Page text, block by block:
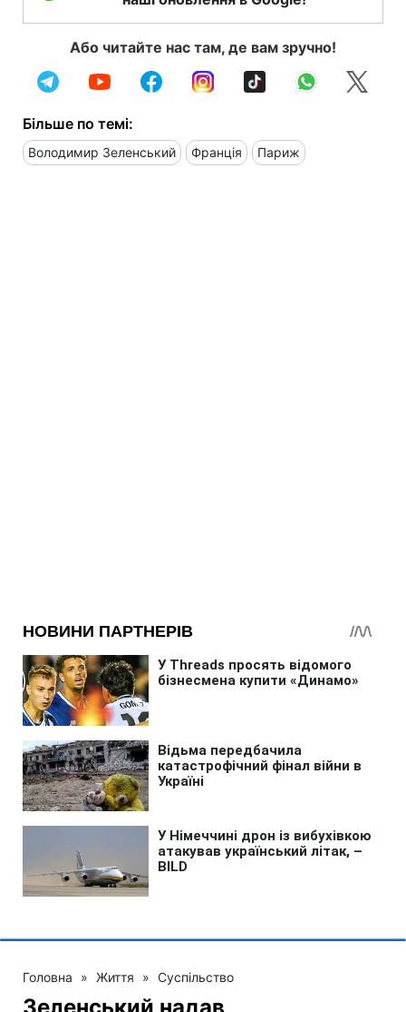
Або читайте нас там, де вам зручно!
Більше по темі:
Володимир Зеленський Франція Париж
Головна » Життя » Суспільство